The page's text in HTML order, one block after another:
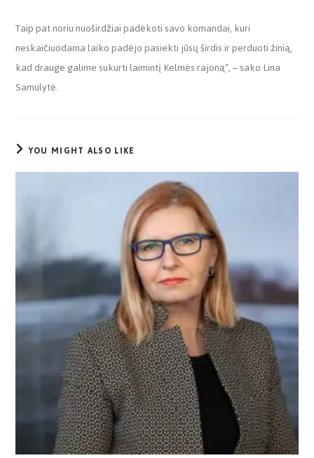
Taip pat noriu nuoširdžiai padėkoti savo komandai, kuri
neskaičiuodama laiko padėjo pasiekti jūsų širdis ir perduoti žinią,
kad drauge galime sukurti laimintį Kelmės rajoną“, – sako Lina
Samulytė.
YOU MIGHT ALSO LIKE